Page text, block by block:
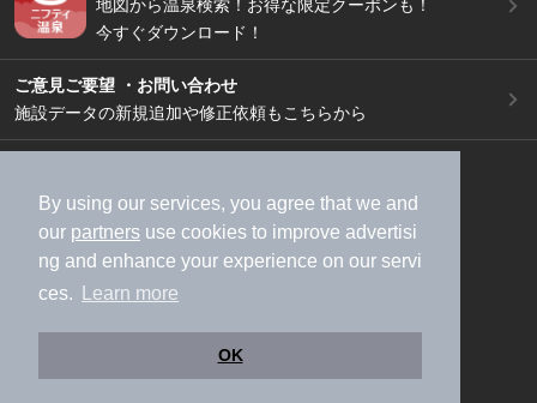
By using our services, you agree that we and
our partners use cookies to improve advertisi
ng and enhance your experience on our servi
ces.
Learn more
OK
地図から温泉検索！お得な限定クーポンも！
今すぐダウンロード！
ご意見ご要望 ・お問い合わせ
施設データの新規追加や修正依頼もこちらから
加盟店募集（資料請求）
広告出稿のご案内
利用規約
ライフスタイルMEMBERS+規約
特定商取引法に基づく表記
ヘルプ
採用情報
運営会社